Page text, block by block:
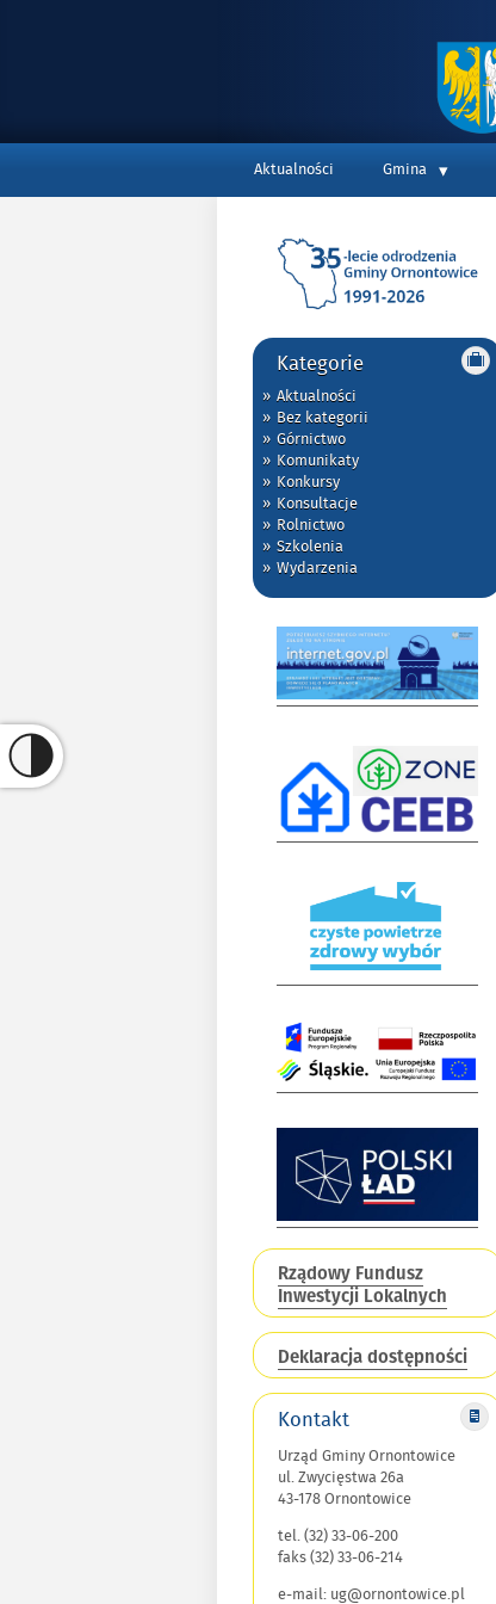
Aktualności Gmina
Kategorie
Aktualności
Bez kategorii
Górnictwo
Komunikaty
Konkursy
Konsultacje
Rolnictwo
Szkolenia
Wydarzenia
Rządowy Fundusz
Inwestycji Lokalnych
Deklaracja dostępności
Kontakt
Urząd Gminy Ornontowice
ul. Zwycięstwa 26a
43-178 Ornontowice
tel. (32) 33-06-200
faks (32) 33-06-214
e-mail: ug@ornontowice.pl